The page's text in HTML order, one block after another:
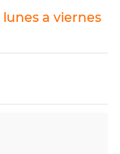
lunes a viernes